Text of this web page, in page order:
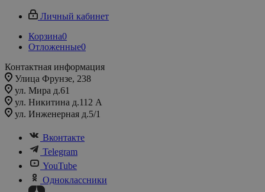
Личный кабинет
Корзина0
Отложенные0
Контактная информация
Улица Фрунзе, 238​
ул. Мира д.61
ул. Никитина д.112 А
ул. Инженерная д.5/1
Вконтакте
Telegram
YouTube
Одноклассники